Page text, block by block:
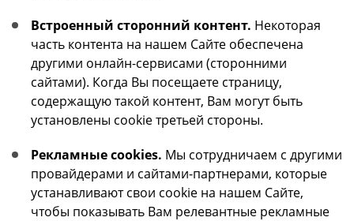
Встроенный сторонний контент. Некоторая
часть контента на нашем Сайте обеспечена
другими онлайн-сервисами (сторонними
сайтами). Когда Вы посещаете страницу,
содержащую такой контент, Вам могут быть
установлены cookie третьей стороны.
Рекламные cookies. Мы сотрудничаем с другими
провайдерами и сайтами-партнерами, которые
устанавливают свои cookie на нашем Сайте,
чтобы показывать Вам релевантные рекламные